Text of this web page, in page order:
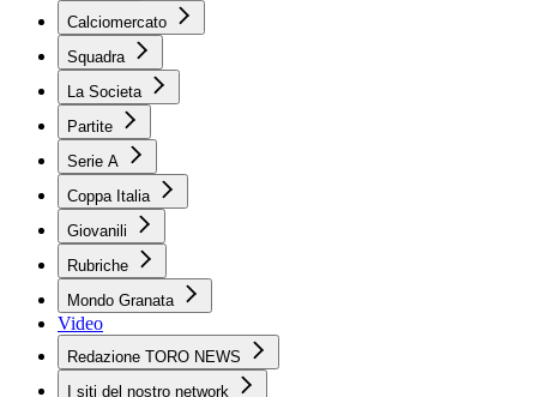
Calciomercato
Squadra
La Societa
Partite
Serie A
Coppa Italia
Giovanili
Rubriche
Mondo Granata
Video
Redazione TORO NEWS
I siti del nostro network